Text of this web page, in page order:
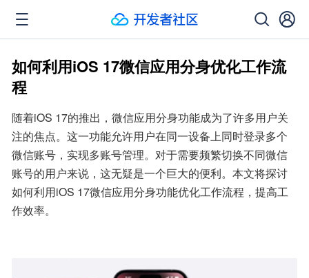
如何利用iOS 17微信应用分身优化工作流
程
随着iOS 17的推出，微信应用分身功能成为了许多用户关
注的焦点。这一功能允许用户在同一设备上同时登录多个
微信账号，实现多账号管理。对于需要频繁切换不同微信
账号的用户来说，这无疑是一个巨大的便利。本文将探讨
如何利用iOS 17微信应用分身功能优化工作流程，提高工
作效率。